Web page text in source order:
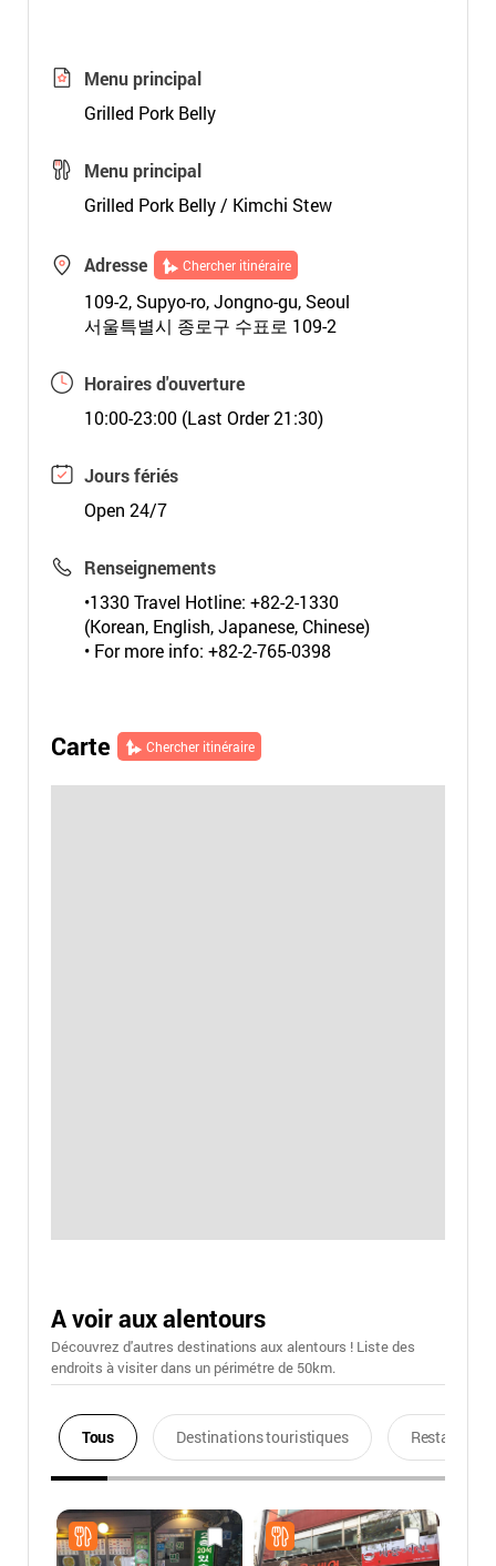
Menu principal
Grilled Pork Belly
Menu principal
Grilled Pork Belly / Kimchi Stew
Adresse Chercher itinéraire
109-2, Supyo-ro, Jongno-gu, Seoul
서울특별시 종로구 수표로 109-2
Horaires d'ouverture
10:00-23:00 (Last Order 21:30)
Jours fériés
Open 24/7
Renseignements
•1330 Travel Hotline: +82-2-1330
(Korean, English, Japanese, Chinese)
• For more info: +82-2-765-0398
Carte Chercher itinéraire
A voir aux alentours
Découvrez d'autres destinations aux alentours ! Liste des
endroits à visiter dans un périmétre de 50km.
Tous Destinations touristiques Restaurants